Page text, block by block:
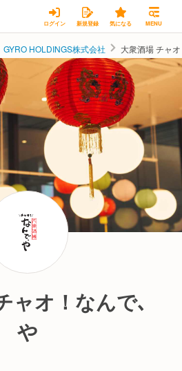
ログイン 新規登録 気になる MENU
GYRO HOLDINGS株式会社 大衆酒場 チャ
株式会社
ャオ！なんで､
や